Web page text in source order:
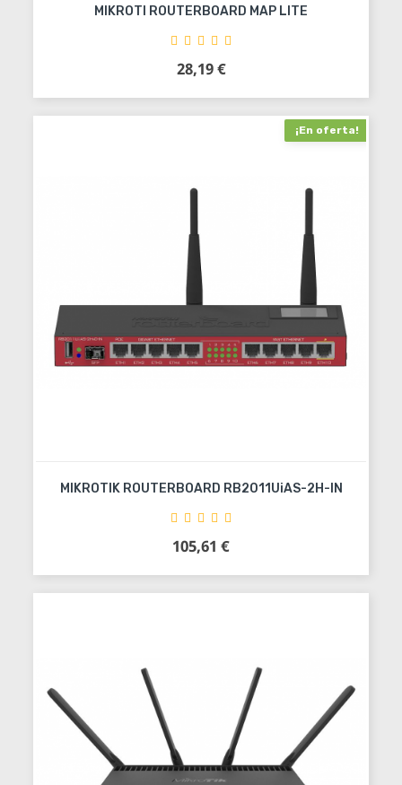
MIKROTI ROUTERBOARD MAP LITE
Precio
28,19 €
Añadir al carrito
¡En oferta!
MIKROTIK ROUTERBOARD RB2011UiAS-2H-IN
Precio
105,61 €
Añadir al carrito